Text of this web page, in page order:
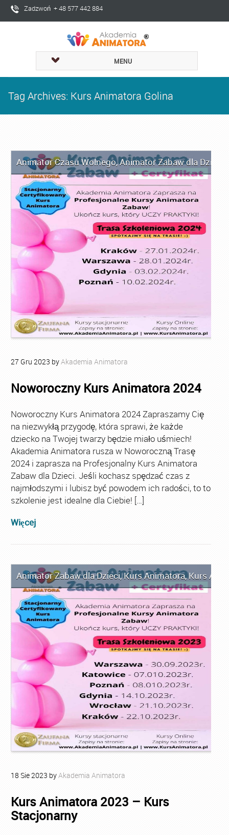
Zadzwoń + 48 577 442 884
MENU
Tag Archives: Kurs Animatora Golina
Animator Czasu Wolnego,Animator Zabaw dla Dzieci
27 Gru 2023 byAkademia Animatora
Noworoczny Kurs Animatora 2024
Noworoczny Kurs Animatora 2024 Zapraszamy Cię
na niezwykłą przygodę, która sprawi, że każde
dziecko na Twojej twarzy będzie miało uśmiech!
Akademia Animatora rusza w Noworoczną Trasę
2024 i zaprasza na Profesjonalny Kurs Animatora
Zabaw dla Dzieci. Jeśli kochasz spędzać czas z
najmłodszymi i lubisz być powodem ich radości, to to
szkolenie jest idealne dla Ciebie! […]
Więcej
Animator Zabaw dla Dzieci,Kurs Animatora,Kurs
18 Sie2023 byAkademia Animatora
Kurs Animatora 2023 – Kurs
Stacjonarny